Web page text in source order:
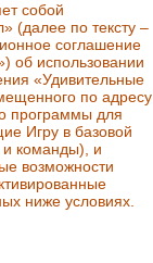
собой
(далее по тексту –
соглашение
об использовании
«Удивительные
по адресу
программы для
Игру в базовой
и команды), и
возможности
ниже условиях.